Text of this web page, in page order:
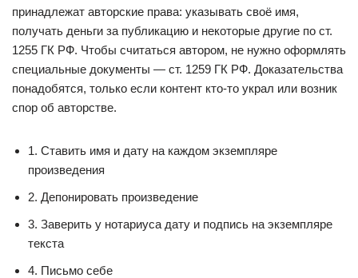
принадлежат авторские права: указывать своё имя,
получать деньги за публикацию и некоторые другие по ст.
1255 ГК РФ. Чтобы считаться автором, не нужно оформлять
специальные документы — ст. 1259 ГК РФ. Доказательства
понадобятся, только если контент кто-то украл или возник
спор об авторстве.
1. Ставить имя и дату на каждом экземпляре
произведения
2. Депонировать произведение
3. Заверить у нотариуса дату и подпись на экземпляре
текста
4. Письмо себе